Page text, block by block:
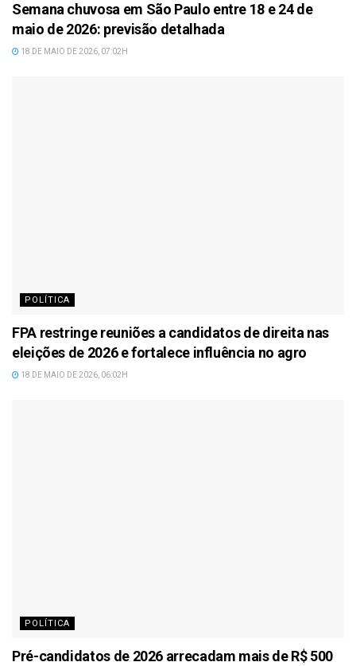
Semana chuvosa em São Paulo entre 18 e 24 de
maio de 2026: previsão detalhada
18 DE MAIO DE 2026, 07:02H
POLÍTICA
FPA restringe reuniões a candidatos de direita nas
eleições de 2026 e fortalece influência no agro
18 DE MAIO DE 2026, 06:02H
POLÍTICA
Pré-candidatos de 2026 arrecadam mais de R$ 500